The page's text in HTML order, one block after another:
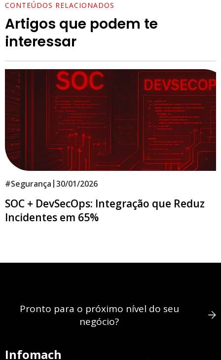
CONTEÚDOS RELACIONADOS
Artigos que podem te
interessar
#Segurança |30/01/2026
SOC + DevSecOps: Integração que Reduz
Incidentes em 65%
Pronto para o próximo nível do seu
negócio?
Infomach